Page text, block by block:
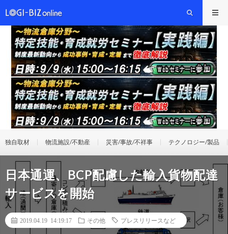
独自取材 物流施設/不動産 災害/事故/不祥事 テクノロジー/製品
日本通運、BCP配慮した輸入貨物配達
サービスを開始
2019.04.19 14:19:17 その他 プレスリリースなど